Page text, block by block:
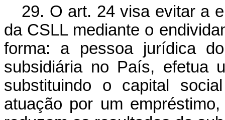
29. O art. 24 visa evitar a
da CSLL mediante o
forma: a pessoa jurídica
subsidiária no País, efetua
substituindo o capital
atuação por um